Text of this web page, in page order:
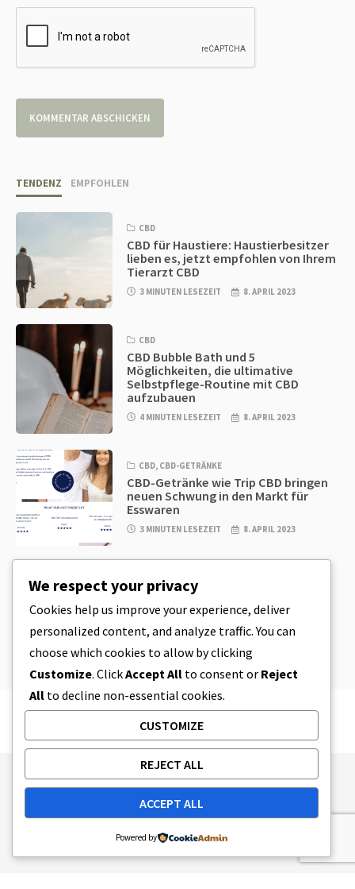
TENDENZ EMPFOHLEN
CBD
CBD für Haustiere: Haustierbesitzer
lieben es, jetzt empfohlen von Ihrem
Tierarzt CBD
3 MINUTEN LESEZEIT 8. APRIL 2023
CBD
CBD Bubble Bath und 5
Möglichkeiten, die ultimative
Selbstpflege-Routine mit CBD
aufzubauen
4 MINUTEN LESEZEIT 8. APRIL 2023
CBD, CBD-GETRÄNKE
CBD-Getränke wie Trip CBD bringen
neuen Schwung in den Markt für
Esswaren
3 MINUTEN LESEZEIT 8. APRIL 2023
CBD-Plätzchenteig & unglaublich
einfache CBD-Esswaren, die Sie zu
Hause herstellen können
4 MINUTEN LESEZEIT
Publishing Principles
Ethics Policy
Corrections Policy
Feedback Policy
Ownership & Funding
Tag map
We respect your privacy
Cookies help us improve your experience, deliver
personalized content, and analyze traffic. You can
choose which cookies to allow by clicking
Customize. ClickAccept All to consent or Reject
All to decline non-essential cookies.
CUSTOMIZE
REJECT ALL
ACCEPT ALL
Powered by